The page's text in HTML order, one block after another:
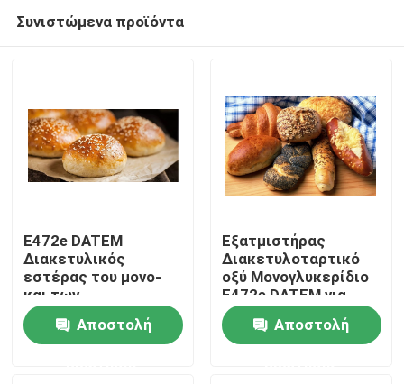
Σπίτι
Προϊόντα
Συνιστώμενα προϊόντα
E472e DATEM
Διακετυλικός
εστέρας του μονο-
και των
διγλυκεριδίων του
οξύτος του κρασιού
Αποστολή
Εξατμιστήρας
Διακετυλοταρτικό
οξύ Μονογλυκερίδιο
E472e DATEM για
Baker
Αποστολή